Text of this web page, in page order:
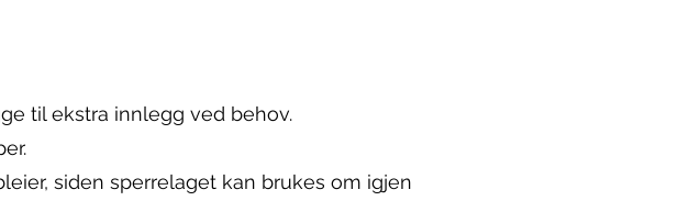
til ekstra innlegg ved behov.
siden sperrelaget kan brukes om igjen